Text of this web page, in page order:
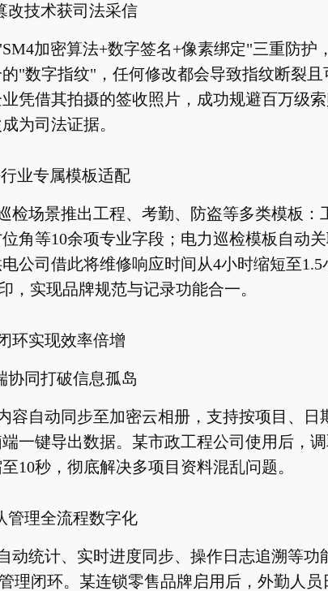
改技术获司法采信
加密算法+数字签名+像素绑定"三重防护
"数字指纹"，任何修改都会导致指纹断裂
凭借其拍摄的签收照片，成功规避百万级
为司法证据。
行业专属模板适配
检场景推出工程、考勤、防盗等多类模板：
角等10余项专业字段；电力巡检模板自动
公司借此将维修响应时间从4小时缩短至
，实现品牌规范与记录功能合一。
环实现效率倍增
协同打破信息孤岛
容自动同步至加密云相册，支持按项目、日
一键导出数据。某市政工程公司使用后，
10秒，彻底解决多项目资料混乱问题。
管理全流程数字化
动统计、实时进度同步、操作日志追溯等功
理闭环。某连锁零售品牌启用后，外勤人员